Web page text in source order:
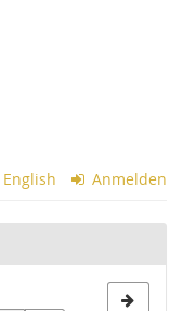
English Anmelden